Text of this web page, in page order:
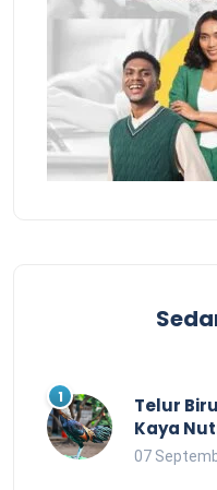
Telur
Kaya
07